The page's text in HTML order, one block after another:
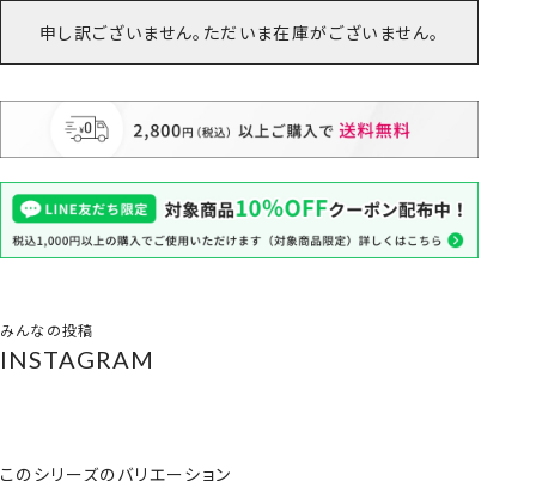
申し訳ございません。ただいま在庫がございません。
みんなの投稿
INSTAGRAM
このシリーズのバリエーション